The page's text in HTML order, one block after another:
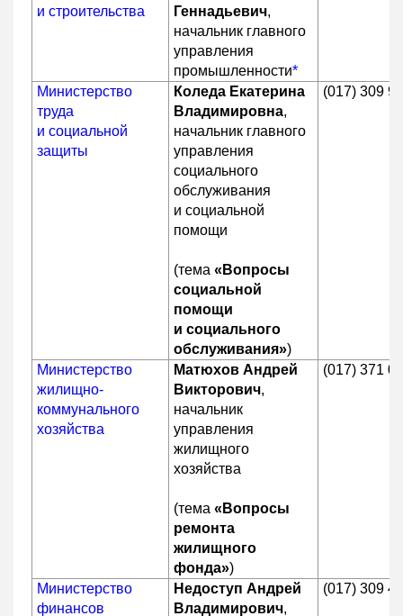
и строительства
Геннадьевич,
начальник главного
управления
промышленности*
Министерство
труда
и социальной
защиты
Коледа Екатерина
Владимировна,
начальник главного
управления
социального
обслуживания
и социальной
помощи
(тема«Вопросы
социальной
помощи
и социального
обслуживания»)
(017) 309
Министерство
жилищно-
коммунального
хозяйства
Матюхов Андрей
Викторович,
начальник
управления
жилищного
хозяйства
(тема«Вопросы
ремонта
жилищного
фонда»)
(017) 371
Министерство
финансов
Недоступ Андрей
Владимирович,
(017) 309